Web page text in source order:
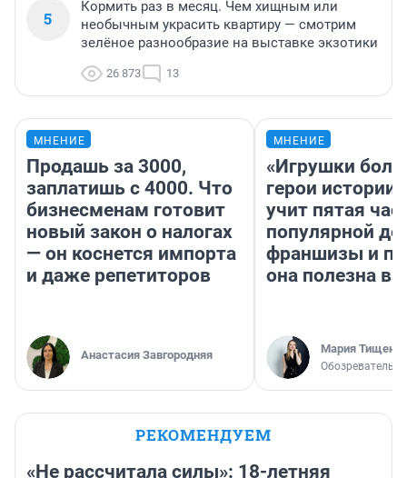
5
Кормить раз в месяц. Чем хищным или
необычным украсить квартиру — смотрим
зелёное разнообразие на выставке экзотики
26 873 13
МНЕНИЕ
Продашь за 3000,
заплатишь с 4000. Что
бизнесменам готовит
новый закон о налогах
— он коснется импорта
и даже репетиторов
Анастасия Завгородняя
МНЕНИЕ
«Игрушки
герои
учит пятая
популярной
франшизы и
она полезна
Мария Тищенко
Обозреватель
РЕКОМЕНДУЕМ
«Не рассчитала силы»: 18-летняя